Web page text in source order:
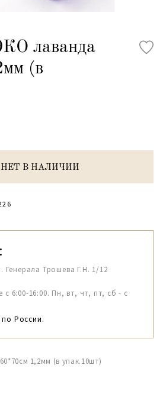
лаванда
(в
НЕТ В НАЛИЧИИ
Генерала Трошева Г.Н. 1/12
с 6:00-16:00. Пн, вт, чт, пт, сб - с
России.
1,2мм (в упак.10шт)